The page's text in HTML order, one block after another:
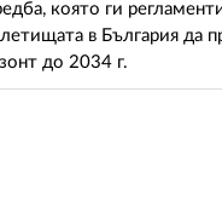
която ги
в България да
до 2034 г.